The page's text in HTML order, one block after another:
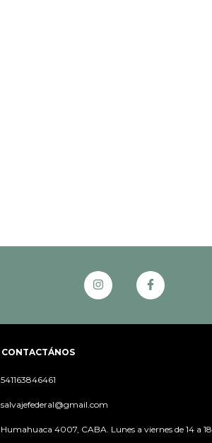
CONTACTÁNOS
541163846461
salvajefederal@gmail.com
Humahuaca 4007, CABA. Lunes a viernes de 14 a 18.